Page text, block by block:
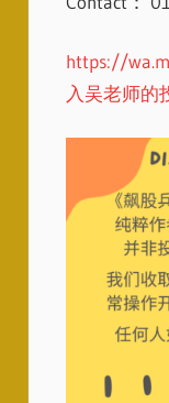
https://
入吴老师的